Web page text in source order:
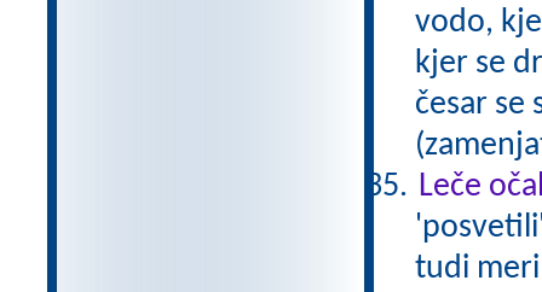
vodo,
kjer se
česar se
Leče
tudi